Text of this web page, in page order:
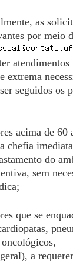
as
por meio
atendimentos
extrema
seguidos os
acima de 60
chefia
do
sem
que se
a requerer